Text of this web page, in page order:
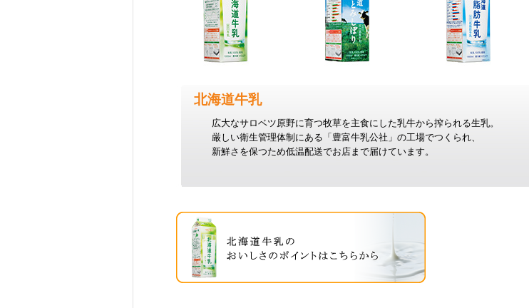
北海道牛乳
広大なサロベツ原野に育つ牧草を主食にした乳牛から搾られる生乳。
厳しい衛生管理体制にある「豊富牛乳公社」の工場でつくられ、
新鮮さを保つため低温配送でお店まで届けています。